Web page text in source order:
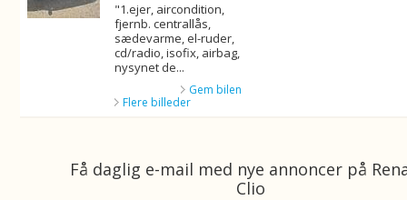
"1.ejer, aircondition,
fjernb. centrallås,
sædevarme, el-ruder,
cd/radio, isofix, airbag,
nysynet de...
Gem bilen
Flere billeder
Få daglig e-mail med nye annoncer på
Clio